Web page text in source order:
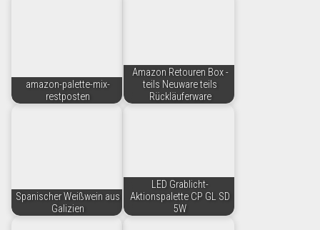
amazon-palette-mix-
restposten
Amazon Retouren Box -
teils Neuware teils
Rückläuferware
Spanischer Weißwein aus
Galizien
LED Grablicht-
Aktionspalette CP GL SD
5W